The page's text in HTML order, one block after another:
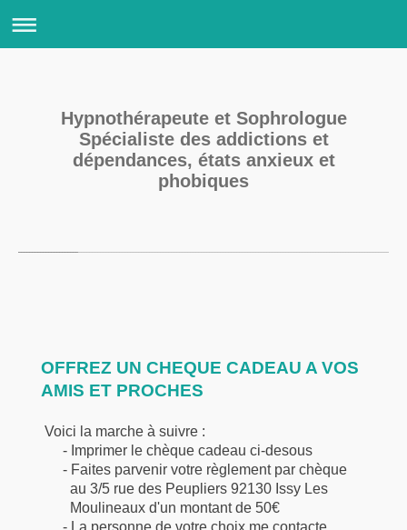
Hypnothérapeute et Sophrologue
Spécialiste des addictions et
dépendances, états anxieux et
phobiques
OFFREZ UN CHEQUE CADEAU A VOS
AMIS ET PROCHES
Voici la marche à suivre :
-​ Imprimer le chèque cadeau ci-desous
- Faites parvenir votre règlement par chèque
au 3/5 rue des Peupliers 92130 Issy Les
Moulineaux d'un montant de 50€
- La personne de votre choix me contacte